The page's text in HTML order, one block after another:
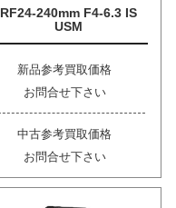
RF24-240mm F4-6.3 IS
USM
新品参考買取価格
お問合せ下さい
中古参考買取価格
お問合せ下さい